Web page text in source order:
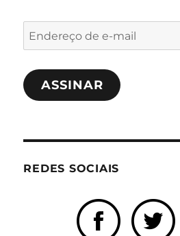
Endereço
de
e-
mailASSINAR
REDES SOCIAIS